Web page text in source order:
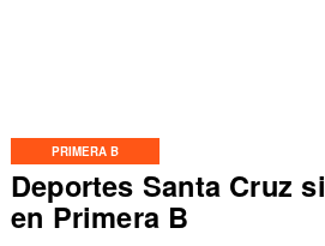
PRIMERA B
Deportes Santa Cruz
en Primera B